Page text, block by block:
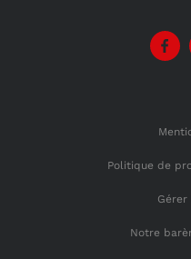
Politique de
Gérer
Notre